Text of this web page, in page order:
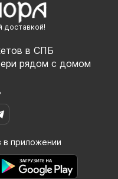
доставкой!
в СПБ
рядом с домом
в приложении